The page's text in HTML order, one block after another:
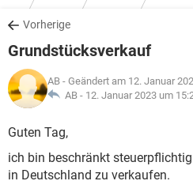
TIPPSVorherige
Grundstücksverkauf
AB - Geändert am 12. Januar
AB - 12. Januar 2023 um
Guten Tag,
ich bin beschränkt
in Deutschland zu verkaufen.